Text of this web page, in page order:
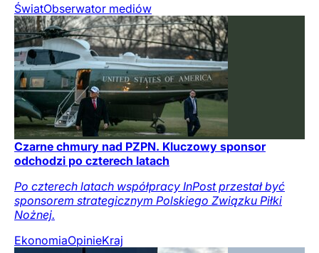
ŚwiatObserwator mediów
Czarne chmury nad PZPN. Kluczowy sponsor
odchodzi po czterech latach
Po czterech latach współpracy InPost przestał być
sponsorem strategicznym Polskiego Związku Piłki
Nożnej.
EkonomiaOpinieKraj